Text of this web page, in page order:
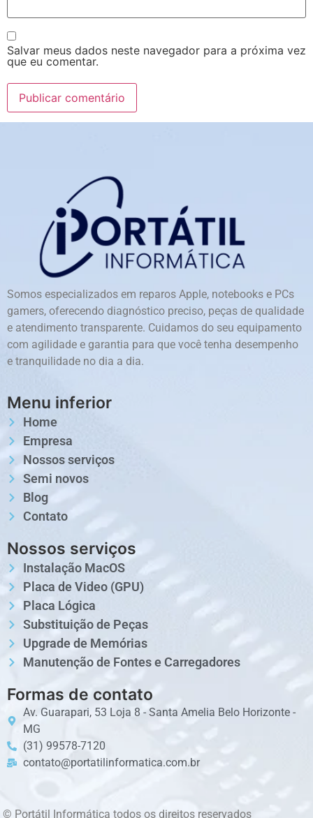
Salvar meus dados neste navegador para a próxima vez
que eu comentar.
Somos especializados em reparos Apple, notebooks e PCs
gamers, oferecendo diagnóstico preciso, peças de qualidade
e atendimento transparente. Cuidamos do seu equipamento
com agilidade e garantia para que você tenha desempenho
e tranquilidade no dia a dia.
Menu inferior
Home
Empresa
Nossos serviços
Semi novos
Blog
Contato
Nossos serviços
Instalação MacOS
Placa de Video (GPU)
Placa Lógica
Substituição de Peças
Upgrade de Memórias
Manutenção de Fontes e Carregadores
Formas de contato
Av. Guarapari, 53 Loja 8 - Santa Amelia Belo Horizonte -
MG
(31) 99578-7120
contato@portatilinformatica.com.br
© Portátil Informática todos os direitos reservados